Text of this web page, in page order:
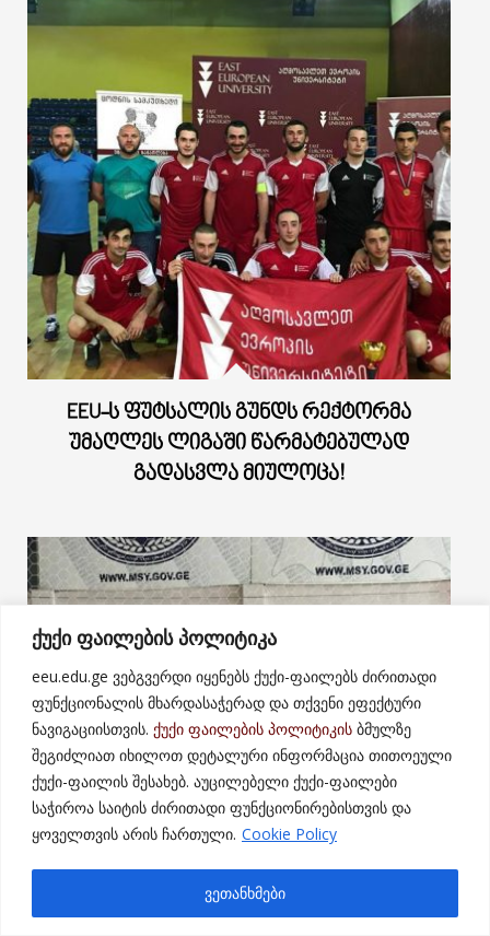
ქუქი ფაილების პოლიტიკა
eeu.edu.ge ვებგვერდი იყენებს ქუქი-ფაილებს ძირითადი
ფუნქციონალის მხარდასაჭერად და თქვენი ეფექტური
ნავიგაციისთვის. ქუქი ფაილების პოლიტიკის ბმულზე
შეგიძლიათ იხილოთ დეტალური ინფორმაცია თითოეული
ქუქი-ფაილის შესახებ. აუცილებელი ქუქი-ფაილები
საჭიროა საიტის ძირითადი ფუნქციონირებისთვის და
ყოველთვის არის ჩართული. Cookie Policy
ვეთანხმები
EEU-Ს ᲤᲣᲢᲡᲐᲚᲘᲡ ᲒᲣᲜᲓᲡ ᲠᲔᲥᲢᲝᲠᲛᲐ
ᲣᲛᲐᲦᲚᲔᲡ ᲚᲘᲒᲐᲨᲘ ᲬᲐᲠᲛᲐᲢᲔᲑᲣᲚᲐᲓ
ᲒᲐᲓᲐᲡᲕᲚᲐ ᲛᲘᲣᲚᲝᲪᲐ!